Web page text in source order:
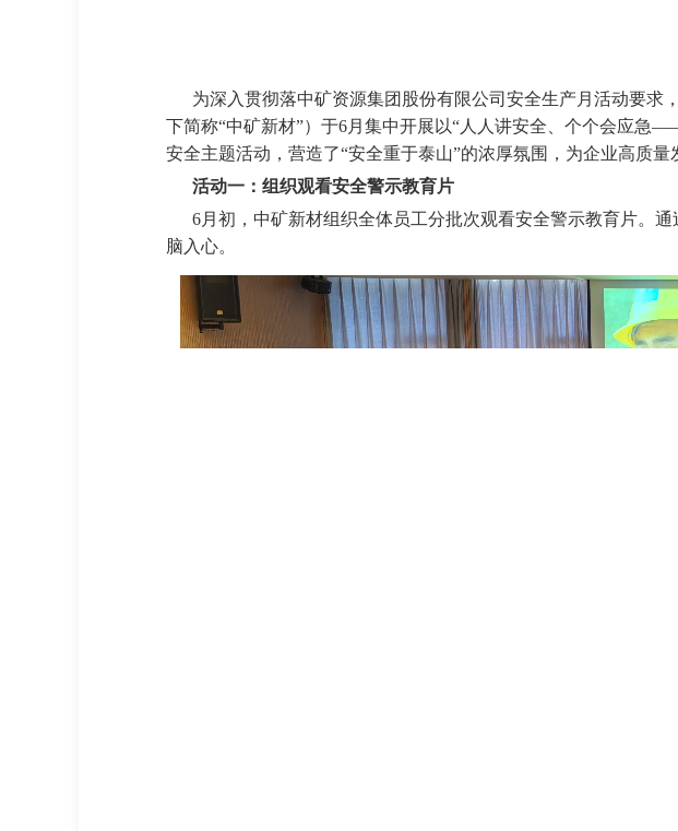
为深入贯彻落中矿资源集团股份有限公司安全生产月活动要求
下简称“中矿新材”）于6月集中开展以“人人讲安全、个个会应急
安全主题活动，营造了“安全重于泰山”的浓厚氛围，为企业高质量
活动一：组织观看安全警示教育片
6月初，中矿新材组织全体员工分批次观看安全警示教育片。
脑入心。